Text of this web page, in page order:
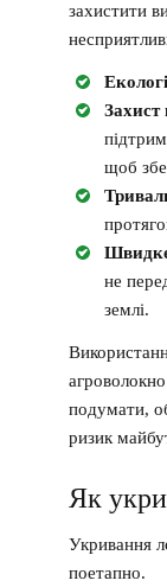
захистити
Захист
щоб
не
землі.
подумати,
ризик
Як
Укривання
поетапно.